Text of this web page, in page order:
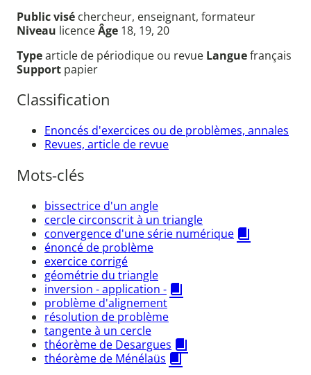
Public visé chercheur, enseignant, formateur
Niveau licenceÂge 18, 19, 20
Typearticle de périodique ou revue Languefrançais
Support papier
Classification
Enoncés d'exercices ou de problèmes, annales
Revues, article de revue
Mots-clés
bissectrice d'un angle
cercle circonscrit à un triangle
convergence d'une série numérique
énoncé de problème
exercice corrigé
géométrie du triangle
inversion - application -
problème d'alignement
résolution de problème
tangente à un cercle
théorème de Desargues
théorème de Ménélaüs